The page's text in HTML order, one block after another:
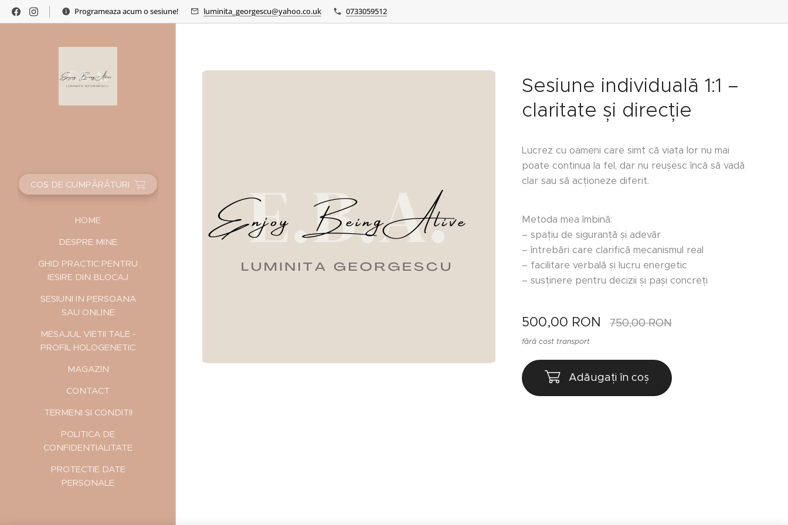
Programeaza acum o sesiune! luminita_georgescu@yahoo.co.uk 0733059512
COȘ DE CUMPĂRĂTURI
HOME
DESPRE MINE
GHID PRACTIC PENTRU
IESIRE DIN BLOCAJ
SESIUNI IN PERSOANA
SAU ONLINE
MESAJUL VIETII TALE -
PROFIL HOLOGENETIC
MAGAZIN
CONTACT
TERMENI ȘI CONDIȚII
POLITICA DE
CONFIDENȚIALITATE
PROTECTIE DATE
PERSONALE
Sesiune individuală 1:1 –
claritate și direcție
Lucrez cu oameni care simt că viața lor nu mai
poate continua la fel, dar nu reușesc încă să vadă
clar sau să acționeze diferit.
Metoda mea îmbină:
– spațiu de siguranță și adevăr
– întrebări care clarifică mecanismul real
– facilitare verbală și lucru energetic
– susținere pentru decizii și pași concreți
500,00 RON 750,00RON
fără cost transport
Adăugați în coș